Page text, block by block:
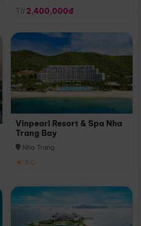
Từ 2,400,000đ
Vinpearl Resort & Spa Nha
Trang Bay
Nha Trang
★ 5.0